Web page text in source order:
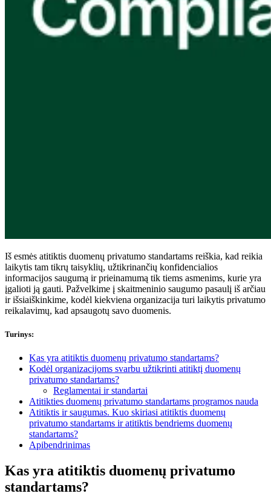
TIS 2
Iš esmės atitiktis duomenų privatumo standartams reiškia, kad reikia
laikytis tam tikrų taisyklių, užtikrinančių konfidencialios
informacijos saugumą ir prieinamumą tik tiems asmenims, kurie yra
įgalioti ją gauti. Pažvelkime į skaitmeninio saugumo pasaulį iš arčiau
ir išsiaiškinkime, kodėl kiekviena organizacija turi laikytis privatumo
reikalavimų, kad apsaugotų savo duomenis.
Turinys:
Kas yra atitiktis duomenų privatumo standartams?
Kodėl organizacijoms svarbu užtikrinti atitiktį duomenų
privatumo standartams?
Reglamentai ir standartai
Atitikties duomenų privatumo standartams programos nauda
Atitiktis ir saugumas. Kuo skiriasi atitiktis duomenų
privatumo standartams ir atitiktis bendriems duomenų
standartams?
Apibendrinimas
Kas yra atitiktis duomenų privatumo
standartams?